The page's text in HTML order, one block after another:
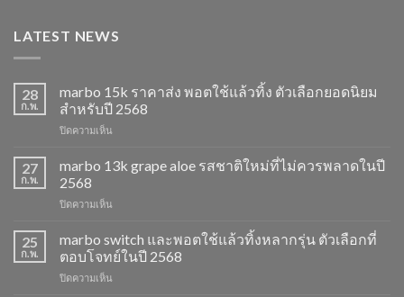
LATEST NEWS
28
ก.พ.
marbo 15k ราคาส่ง พอตใช้แล้วทิ้ง ตัวเลือกยอดนิยม
สำหรับปี 2568
ปิดความเห็น
15k
ราคา
พอต
แล้ว
ทิ้ง
เลือก
27
ก.พ.
marbo 13k grape aloe รสชาติใหม่ที่ไม่ควรพลาดในปี
2568
ปิดความเห็น
13k
grape
aloe
รสชาติ
25
ก.พ.
marbo switch และพอตใช้แล้วทิ้งหลากรุ่น ตัวเลือกที่
ตอบโจทย์ในปี 2568
ปิดความเห็น